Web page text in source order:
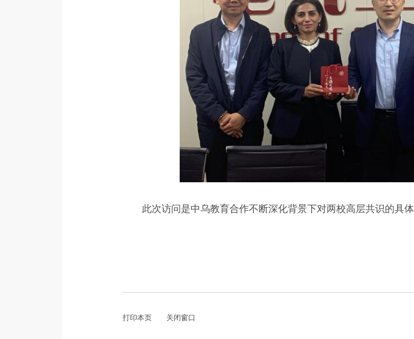
此次访问是中乌教育合作不断深化背景下对两校高层共识的具
打印本页 关闭窗口